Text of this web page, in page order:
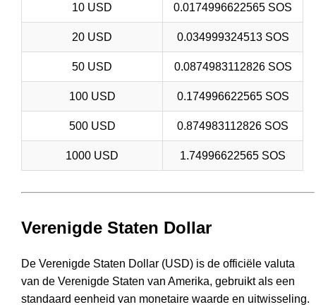
10 USD 0.0174996622565 SOS
20 USD 0.034999324513 SOS
50 USD 0.0874983112826 SOS
100 USD 0.174996622565 SOS
500 USD 0.874983112826 SOS
1000 USD 1.74996622565 SOS
Verenigde Staten Dollar
De Verenigde Staten Dollar (USD) is de officiële valuta
van de Verenigde Staten van Amerika, gebruikt als een
standaard eenheid van monetaire waarde en uitwisseling.